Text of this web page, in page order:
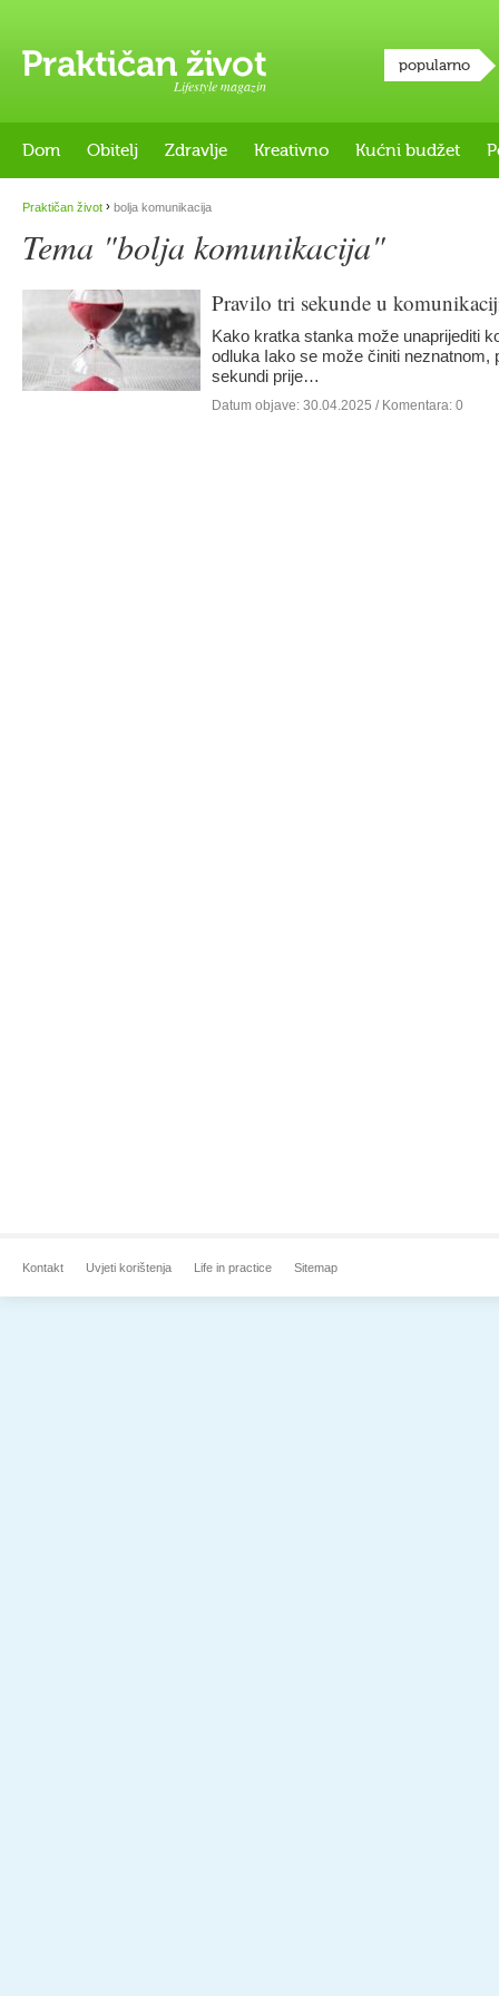
Lifestyle magazin
popularno
Dom Obitelj Zdravlje Kreativno Kućni budžet
Praktičan život › bolja komunikacija
Tema "bolja komunikacija"
Pravilo tri sekunde u
Kako kratka stanka može unaprijediti
odluka Iako se može činiti neznatnom,
sekundi prije…
Datum objave: 30.04.2025 / Komentara: 0
Kontakt Uvjeti korištenja Life in practice Sitemap